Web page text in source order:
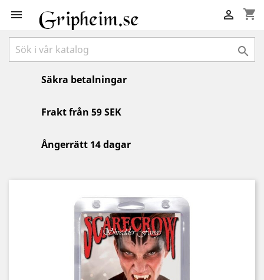
 shopping_cart


Säkra betalningar
Frakt från 59 SEK
Ångerrätt 14 dagar